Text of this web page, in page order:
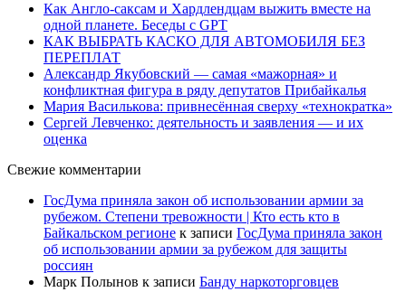
Как Англо-саксам и Хардлендцам выжить вместе на
одной планете. Беседы с GPT
КАК ВЫБРАТЬ КАСКО ДЛЯ АВТОМОБИЛЯ БЕЗ
ПЕРЕПЛАТ
Александр Якубовский — самая «мажорная» и
конфликтная фигура в ряду депутатов Прибайкалья
Мария Василькова: привнесённая сверху «технократка»
Сергей Левченко: деятельность и заявления — и их
оценка
Свежие комментарии
ГосДума приняла закон об использовании армии за
рубежом. Степени тревожности | Кто есть кто в
Байкальском регионе к записи ГосДума приняла закон
об использовании армии за рубежом для защиты
россиян
Марк Полынов к записи Банду наркоторговцев